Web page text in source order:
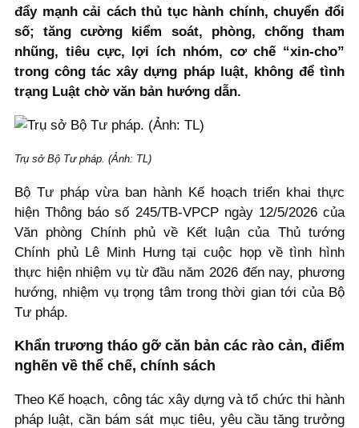
đẩy mạnh cải cách thủ tục hành chính, chuyển đổi
số; tăng cường kiểm soát, phòng, chống tham
nhũng, tiêu cực, lợi ích nhóm, cơ chế “xin-cho”
trong công tác xây dựng pháp luật, không để tình
trạng Luật chờ văn bản hướng dẫn.
Trụ sở Bộ Tư pháp. (Ảnh: TL)
Bộ Tư pháp vừa ban hành Kế hoạch triển khai thực
hiện Thông báo số 245/TB-VPCP ngày 12/5/2026 của
Văn phòng Chính phủ về Kết luận của Thủ tướng
Chính phủ Lê Minh Hưng tại cuộc họp về tình hình
thực hiện nhiệm vụ từ đầu năm 2026 đến nay, phương
hướng, nhiệm vụ trọng tâm trong thời gian tới của Bộ
Tư pháp.
Khẩn trương tháo gỡ căn bản các rào cản, điểm
nghẽn về thể chế, chính sách
Theo Kế hoạch, công tác xây dựng và tổ chức thi hành
pháp luật, cần bám sát mục tiêu, yêu cầu tăng trưởng